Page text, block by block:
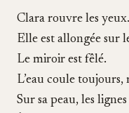
Clara rouvre les yeux.
Elle est allongée sur
Le miroir est fêlé.
L’eau coule toujours,
Sur sa peau, les